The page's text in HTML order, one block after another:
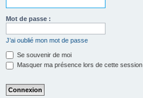
Mot de passe :
J’ai oublié mon mot de passe
Se souvenir de moi
Masquer ma présence lors de cette session